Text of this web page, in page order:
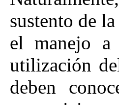
sustento de
el manejo a
utilización
deben